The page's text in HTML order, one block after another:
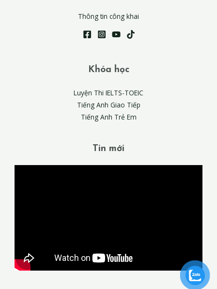
Thông tin công khai
Khóa học
Luyện Thi IELTS-TOEIC
Tiếng Anh Giao Tiếp
Tiếng Anh Trẻ Em
Tin mới